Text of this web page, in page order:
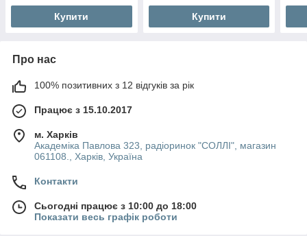
Купити Купити
Про нас
100% позитивних з 12 відгуків за рік
Працює з 15.10.2017
м. Харків
Академіка Павлова 323, радіоринок "СОЛЛІ", магазин
061108., Харків, Україна
Контакти
Сьогодні працює з 10:00 до 18:00
Показати весь графік роботи